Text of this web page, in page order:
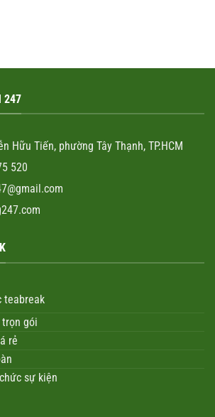
247
Hữu Tiến, phường Tây Thạnh, TP.HCM
520
teabreak
gói
rẻ
sự kiện